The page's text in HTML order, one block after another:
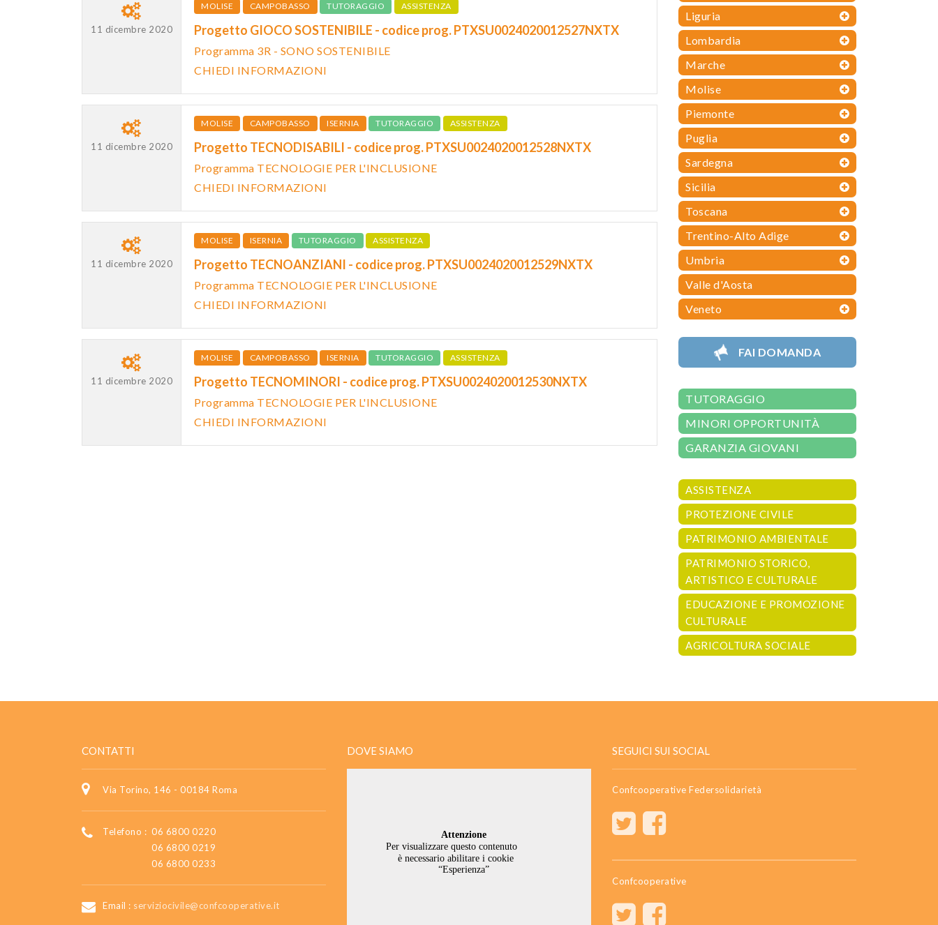
11 dicembre 2020
MOLISE CAMPOBASSO TUTORAGGIO ASSISTENZA
Progetto GIOCO SOSTENIBILE - codice prog. PTXSU0024020012527NXTX
Programma 3R - SONO SOSTENIBILE
CHIEDI INFORMAZIONI
11 dicembre 2020
MOLISE CAMPOBASSO ISERNIA TUTORAGGIO ASSISTENZA
Progetto TECNODISABILI - codice prog. PTXSU0024020012528NXTX
Programma TECNOLOGIE PER L'INCLUSIONE
CHIEDI INFORMAZIONI
11 dicembre 2020
MOLISE ISERNIA TUTORAGGIO ASSISTENZA
Progetto TECNOANZIANI - codice prog. PTXSU0024020012529NXTX
Programma TECNOLOGIE PER L'INCLUSIONE
CHIEDI INFORMAZIONI
11 dicembre 2020
MOLISE CAMPOBASSO ISERNIA TUTORAGGIO ASSISTENZA
Progetto TECNOMINORI - codice prog. PTXSU0024020012530NXTX
Programma TECNOLOGIE PER L'INCLUSIONE
CHIEDI INFORMAZIONI
Liguria
Lombardia
Marche
Molise
Piemonte
Puglia
Sardegna
Sicilia
Toscana
Trentino-Alto Adige
Umbria
Valle d'Aosta
Veneto
FAI DOMANDA
TUTORAGGIO
MINORI OPPORTUNITÀ
GARANZIA GIOVANI
ASSISTENZA
PROTEZIONE CIVILE
PATRIMONIO AMBIENTALE
PATRIMONIO STORICO,
ARTISTICO E CULTURALE
EDUCAZIONE E PROMOZIONE
CULTURALE
AGRICOLTURA SOCIALE
CONTATTI
Via Torino, 146 - 00184 Roma
Telefono : 06 6800 0220
06 6800 0219
06 6800 0233
Email : serviziocivile@confcooperative.it
DOVE SIAMO SEGUICI SUI SOCIAL
Confcooperative Federsolidarietà
Confcooperative